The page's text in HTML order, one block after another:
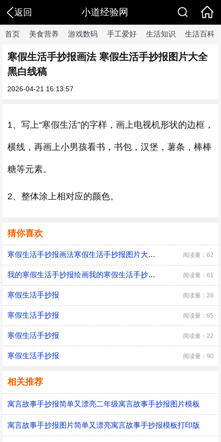
返回 小道经验网
首页 美食营养 游戏数码 手工爱好 生活知识 生活百科
寒假生活手抄报画法 寒假生活手抄报图片大全
黑白线稿
2026-04-21 16:13:57
1、写上“寒假生活”的字样，画上电视机形状的边框，
横线，再画上小男孩看书，书包，汉堡，薯条，棒棒
糖等元素。
2、整体涂上相对应的颜色。
猜你喜欢
寒假生活手抄报画法寒假生活手抄报图片大全黑白线稿 阅读量：62
我的寒假生活手抄报绘画我的寒假生活手抄报简单又好看黑白线稿 阅读量：61
寒假生活手抄报 阅读量：28
寒假生活手抄报 阅读量：85
寒假生活手抄报 阅读量：22
寒假生活手抄报 阅读量：90
相关推荐
寓言故事手抄报简单又漂亮二年级寓言故事手抄报图片模板
寓言故事手抄报图片简单又漂亮寓言故事手抄报模板打印版